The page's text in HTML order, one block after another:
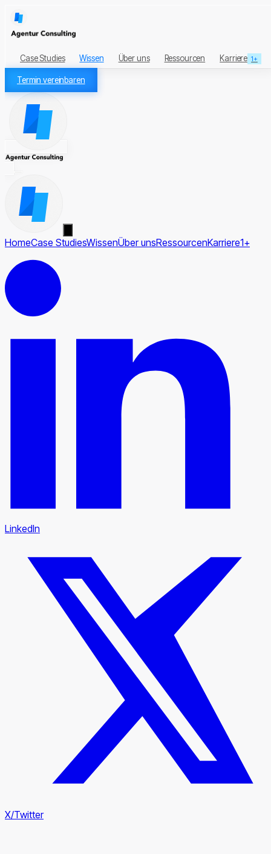
Case Studies Wissen Über uns Ressourcen Karriere 1+
Termin vereinbaren
HomeCase StudiesWissenÜber unsRessourcenKarriere1+
LinkedIn
X/Twitter